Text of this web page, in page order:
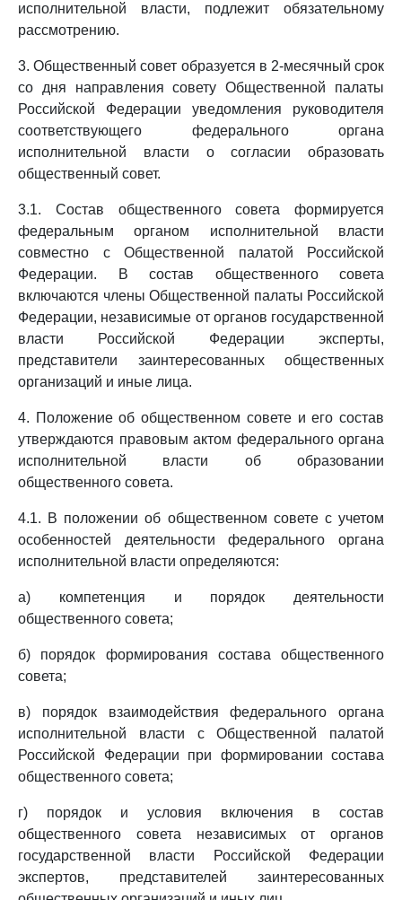
исполнительной власти, подлежит обязательному
рассмотрению.
3. Общественный совет образуется в 2-месячный срок
со дня направления совету Общественной палаты
Российской Федерации уведомления руководителя
соответствующего федерального органа
исполнительной власти о согласии образовать
общественный совет.
3.1. Состав общественного совета формируется
федеральным органом исполнительной власти
совместно с Общественной палатой Российской
Федерации. В состав общественного совета
включаются члены Общественной палаты Российской
Федерации, независимые от органов государственной
власти Российской Федерации эксперты,
представители заинтересованных общественных
организаций и иные лица.
4. Положение об общественном совете и его состав
утверждаются правовым актом федерального органа
исполнительной власти об образовании
общественного совета.
4.1. В положении об общественном совете с учетом
особенностей деятельности федерального органа
исполнительной власти определяются:
а) компетенция и порядок деятельности
общественного совета;
б) порядок формирования состава общественного
совета;
в) порядок взаимодействия федерального органа
исполнительной власти с Общественной палатой
Российской Федерации при формировании состава
общественного совета;
г) порядок и условия включения в состав
общественного совета независимых от органов
государственной власти Российской Федерации
экспертов, представителей заинтересованных